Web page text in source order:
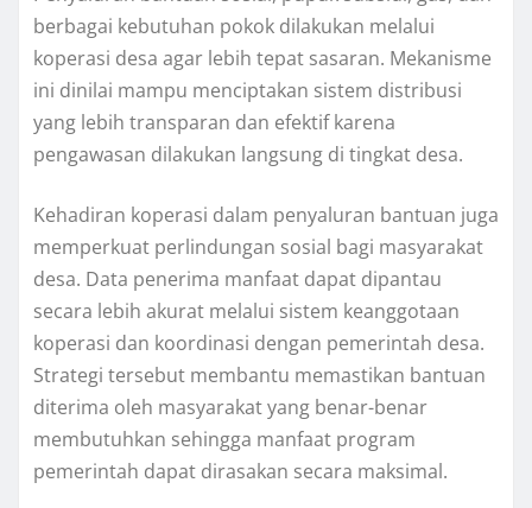
berbagai kebutuhan pokok dilakukan melalui
koperasi desa agar lebih tepat sasaran. Mekanisme
ini dinilai mampu menciptakan sistem distribusi
yang lebih transparan dan efektif karena
pengawasan dilakukan langsung di tingkat desa.
Kehadiran koperasi dalam penyaluran bantuan juga
memperkuat perlindungan sosial bagi masyarakat
desa. Data penerima manfaat dapat dipantau
secara lebih akurat melalui sistem keanggotaan
koperasi dan koordinasi dengan pemerintah desa.
Strategi tersebut membantu memastikan bantuan
diterima oleh masyarakat yang benar-benar
membutuhkan sehingga manfaat program
pemerintah dapat dirasakan secara maksimal.